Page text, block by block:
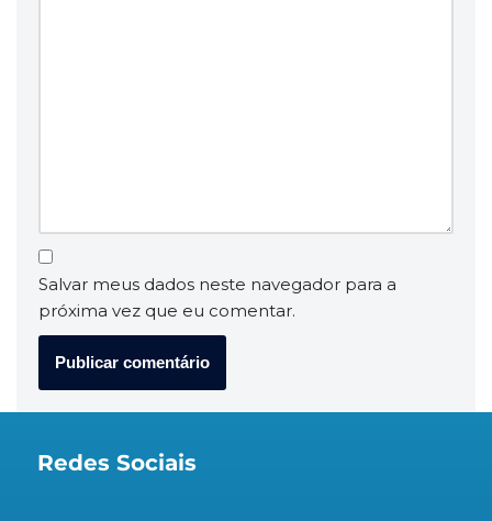
Salvar meus dados neste navegador para a
próxima vez que eu comentar.
Redes Sociais